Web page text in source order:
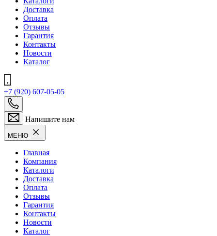
Доставка
Оплата
Отзывы
Гарантия
Контакты
Новости
Каталог
+7 (920) 607-05-05
Напишите нам
МЕНЮ
Главная
Компания
Каталоги
Доставка
Оплата
Отзывы
Гарантия
Контакты
Новости
Каталог